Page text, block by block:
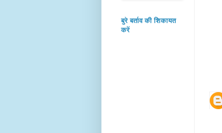
बुरे बर्ताव की शिकायत
करें